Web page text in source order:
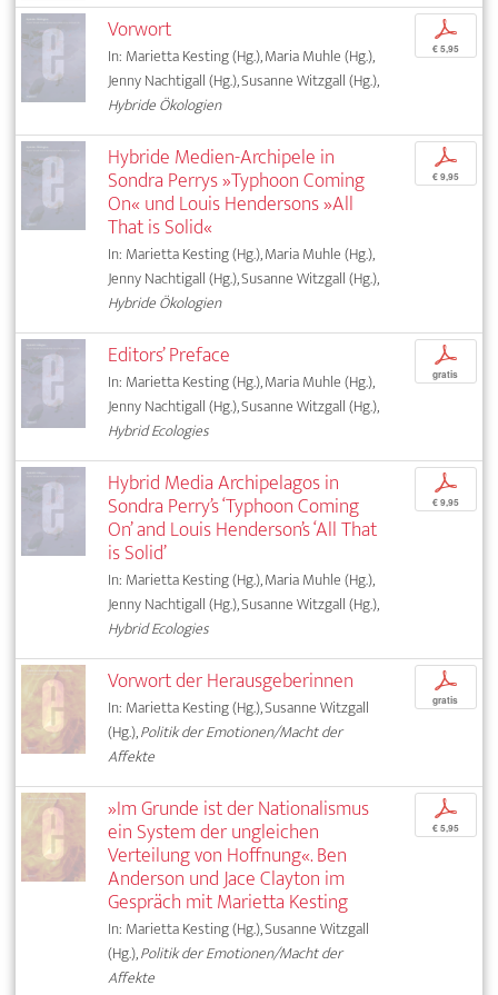
Vorwort
In: Marietta Kesting (Hg.), Maria Muhle (Hg.),
Jenny Nachtigall (Hg.), Susanne Witzgall (Hg.),
Hybride Ökologien
p
€ 5,95
Hybride Medien-Archipele in
Sondra Perrys »Typhoon Coming
On« und Louis Hendersons »All
That is Solid«
In: Marietta Kesting (Hg.), Maria Muhle (Hg.),
Jenny Nachtigall (Hg.), Susanne Witzgall (Hg.),
Hybride Ökologien
p
€ 9,95
Editors’ Preface
In: Marietta Kesting (Hg.), Maria Muhle (Hg.),
Jenny Nachtigall (Hg.), Susanne Witzgall (Hg.),
Hybrid Ecologies
p
gratis
Hybrid Media Archipelagos in
Sondra Perry’s ‘Typhoon Coming
On’ and Louis Henderson’s ‘All That
is Solid’
In: Marietta Kesting (Hg.), Maria Muhle (Hg.),
Jenny Nachtigall (Hg.), Susanne Witzgall (Hg.),
Hybrid Ecologies
p
€ 9,95
Vorwort der Herausgeberinnen
In: Marietta Kesting (Hg.), Susanne Witzgall
(Hg.),Politik der Emotionen/Macht der
Affekte
p
gratis
»Im Grunde ist der Nationalismus
ein System der ungleichen
Verteilung von Hoffnung«. Ben
Anderson und Jace Clayton im
Gespräch mit Marietta Kesting
In: Marietta Kesting (Hg.), Susanne Witzgall
(Hg.),Politik der Emotionen/Macht der
Affekte
p
€ 5,95